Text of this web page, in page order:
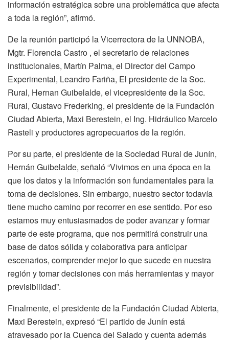
información estratégica sobre una problemática que afecta
a toda la región”, afirmó.
De la reunión participó la Vicerrectora de la UNNOBA,
Mgtr. Florencia Castro , el secretario de relaciones
institucionales, Martín Palma, el Director del Campo
Experimental, Leandro Fariña, El presidente de la Soc.
Rural, Hernan Guibelalde, el vicepresidente de la Soc.
Rural, Gustavo Frederking, el presidente de la Fundación
Ciudad Abierta, Maxi Berestein, el Ing. Hidráulico Marcelo
Rasteli y productores agropecuarios de la región.
Por su parte, el presidente de la Sociedad Rural de Junín,
Hernán Guibelalde, señaló “Vivimos en una época en la
que los datos y la información son fundamentales para la
toma de decisiones. Sin embargo, nuestro sector todavía
tiene mucho camino por recorrer en ese sentido. Por eso
estamos muy entusiasmados de poder avanzar y formar
parte de este programa, que nos permitirá construir una
base de datos sólida y colaborativa para anticipar
escenarios, comprender mejor lo que sucede en nuestra
región y tomar decisiones con más herramientas y mayor
previsibilidad”.
Finalmente, el presidente de la Fundación Ciudad Abierta,
Maxi Berestein, expresó “El partido de Junín está
atravesado por la Cuenca del Salado y cuenta además